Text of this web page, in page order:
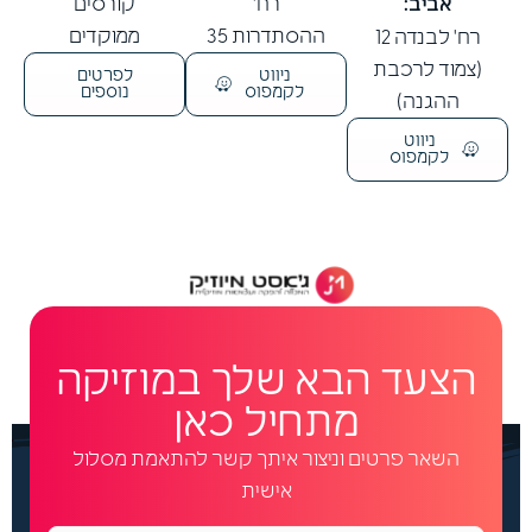
רח' לבנדה 12
(צמוד לרכבת
ההגנה)
ניווט
לקמפוס
ההסתדרות 35
ניווט
לקמפוס
ממוקדים
לפרטים
נוספים
הצעד הבא שלך במוזיקה
מתחיל כאן
השאר פרטים וניצור איתך קשר להתאמת מסלול
אישית